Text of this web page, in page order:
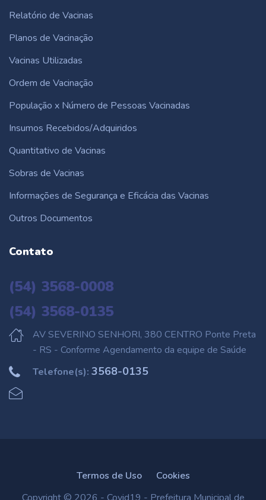
Relatório de Vacinas
Planos de Vacinação
Vacinas Utilizadas
Ordem de Vacinação
População x Número de Pessoas Vacinadas
Insumos Recebidos/Adquiridos
Quantitativo de Vacinas
Sobras de Vacinas
Informações de Segurança e Eficácia das Vacinas
Outros Documentos
Contato
(54) 3568-0008
(54) 3568-0135
AV SEVERINO SENHORI, 380 CENTRO Ponte Preta
- RS - Conforme Agendamento da equipe de Saúde
Telefone(s): 3568-0135
Termos de Uso
Cookies